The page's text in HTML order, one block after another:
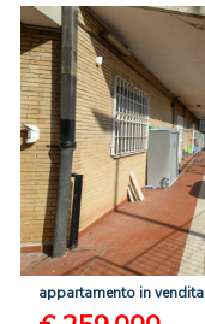
appartamento invendita